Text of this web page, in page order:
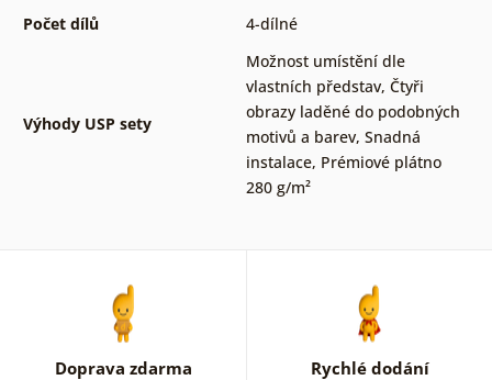
Počet dílů
4-dílné
Výhody USP sety
Možnost umístění dle
vlastních představ, Čtyři
obrazy laděné do podobných
motivů a barev, Snadná
instalace, Prémiové plátno
280 g/m²
Doprava zdarma Rychlé dodání